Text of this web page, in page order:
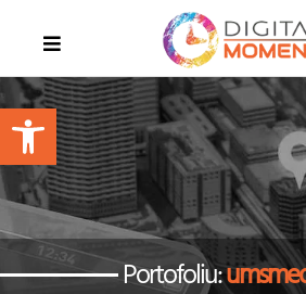
Portofoliu:
Open toolbar